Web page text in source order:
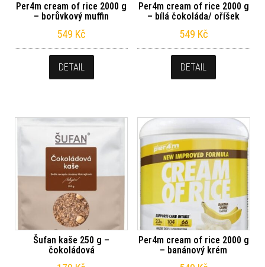
Per4m cream of rice 2000 g
– borůvkový muffin
549 Kč
DETAIL
Per4m cream of rice 2000 g
– bílá čokoláda/ oříšek
549 Kč
DETAIL
Šufan kaše 250 g –
čokoládová
Per4m cream of rice 2000 g
– banánový krém